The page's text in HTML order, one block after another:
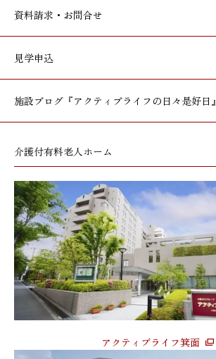
資料請求・お問合せ
見学申込
施設ブログ 『アクティブライフの日々是好日』
介護付有料老人ホーム
アクティブライフ箕面